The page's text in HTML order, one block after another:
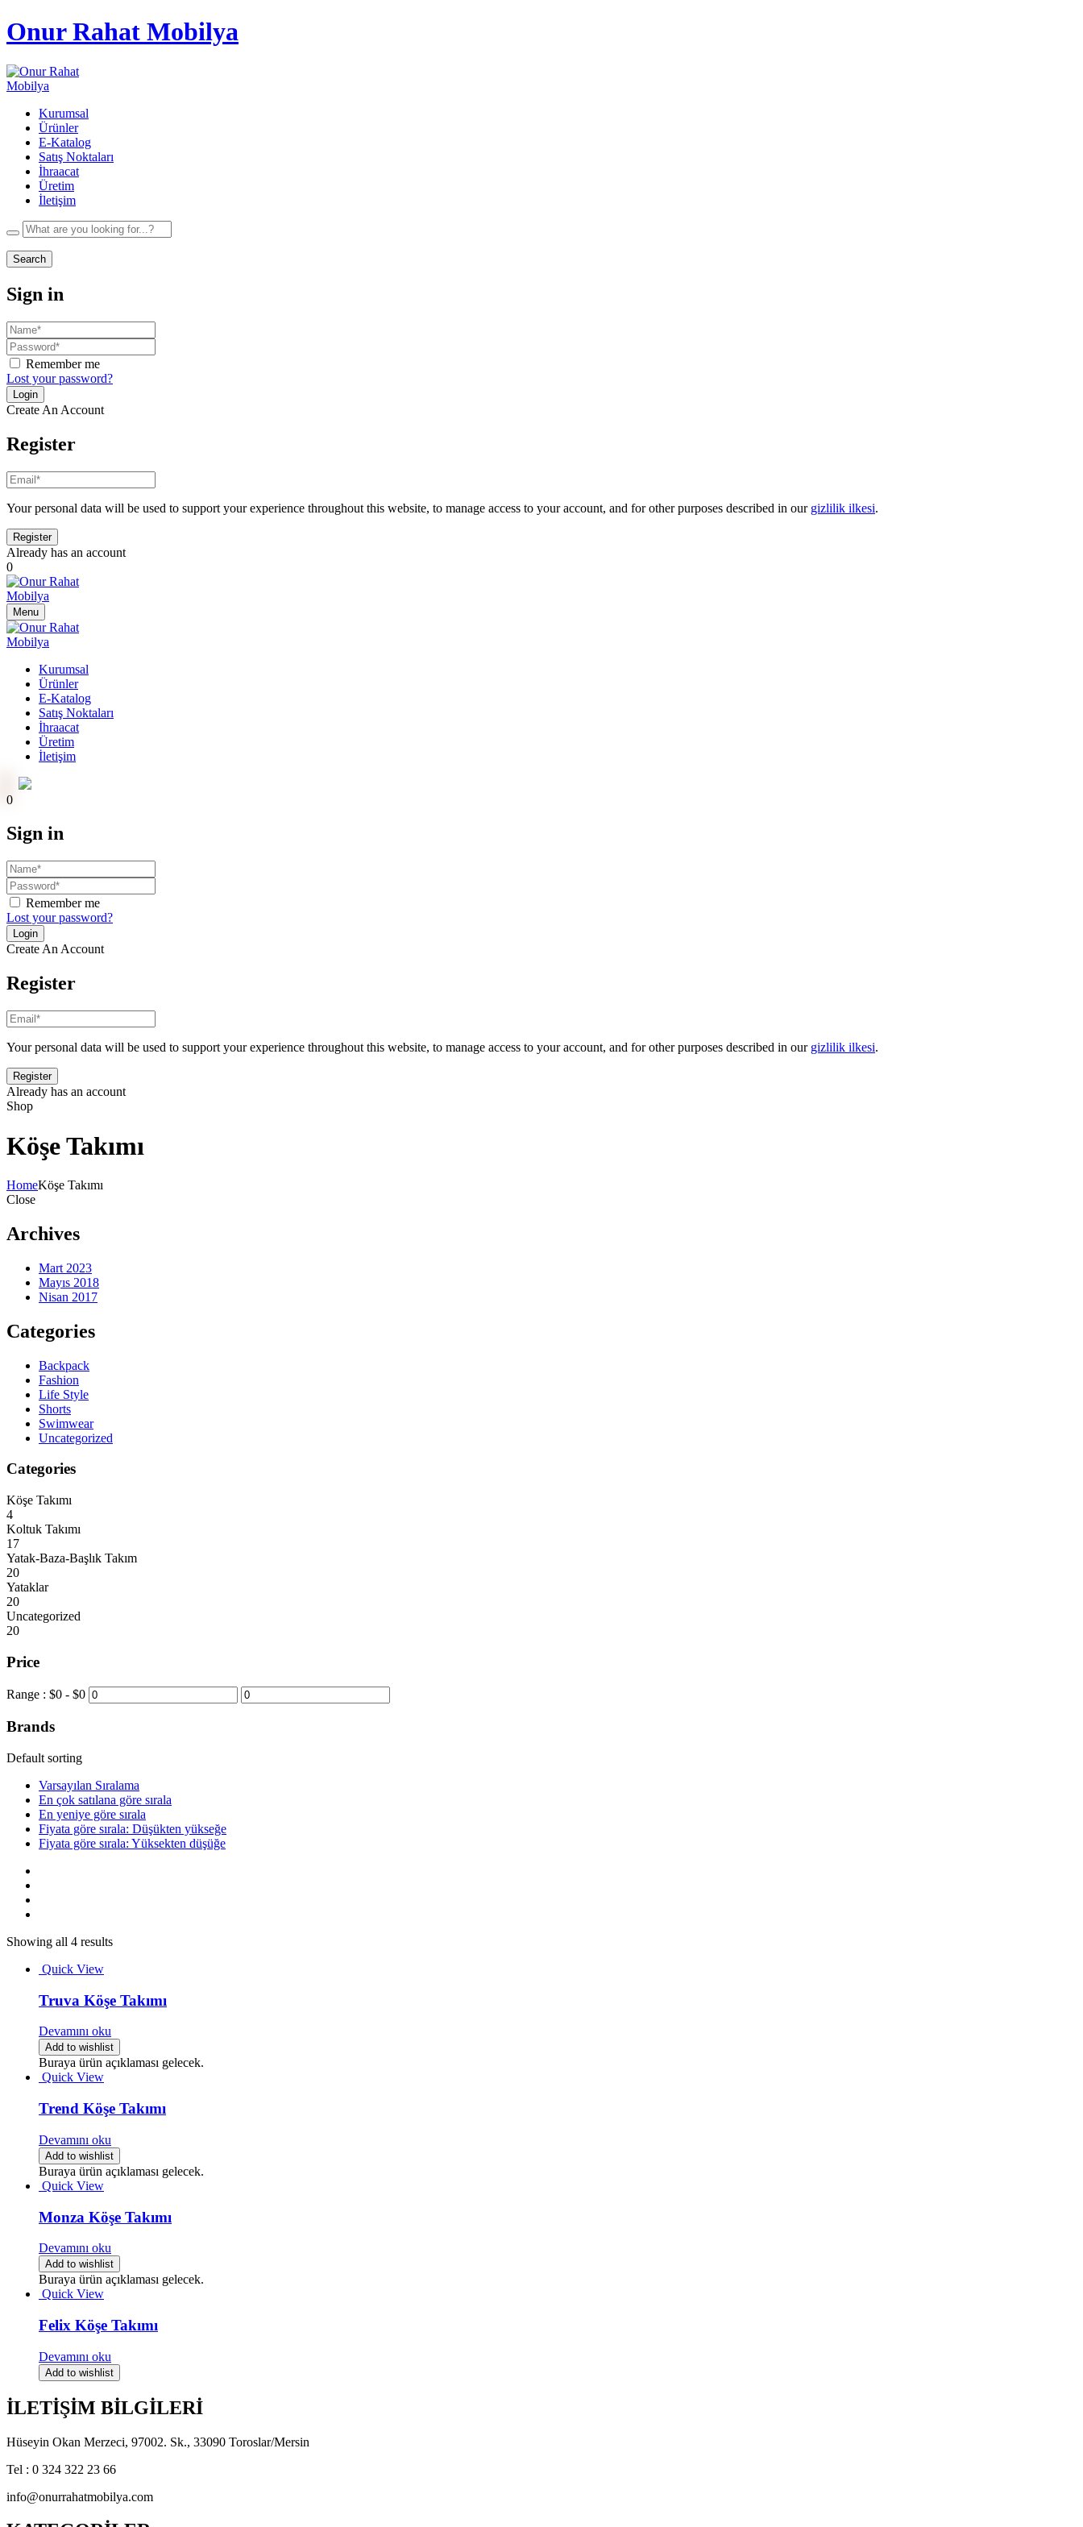
Onur Rahat Mobilya
Kurumsal
Ürünler
E-Katalog
Satış Noktaları
İhraacat
Üretim
İletişim
Search
Sign in
Remember me
Lost your password?
Create An Account
Register
Your personal data will be used to support your experience throughout this website, to manage access to your account, and for other purposes described in our gizlilik ilkesi.
Already has an account
0
Menu
Kurumsal
Ürünler
E-Katalog
Satış Noktaları
İhraacat
Üretim
İletişim
0
Sign in
Remember me
Lost your password?
Create An Account
Register
Your personal data will be used to support your experience throughout this website, to manage access to your account, and for other purposes described in our gizlilik ilkesi.
Already has an account
Shop
Köşe Takımı
HomeKöşe Takımı
Close
Archives
Mart 2023
Mayıs 2018
Nisan 2017
Categories
Backpack
Fashion
Life Style
Shorts
Swimwear
Uncategorized
Categories
Köşe Takımı
4
Koltuk Takımı
17
Yatak-Baza-Başlık Takım
20
Yataklar
20
Uncategorized
20
Price
Range : $0 - $0
Brands
Default sorting
Varsayılan Sıralama
En çok satılana göre sırala
En yeniye göre sırala
Fiyata göre sırala: Düşükten yükseğe
Fiyata göre sırala: Yüksekten düşüğe
Showing all 4 results
Quick View
Truva Köşe Takımı
Devamını oku
Add to wishlist
Buraya ürün açıklaması gelecek.
Quick View
Trend Köşe Takımı
Devamını oku
Add to wishlist
Buraya ürün açıklaması gelecek.
Quick View
Monza Köşe Takımı
Devamını oku
Add to wishlist
Buraya ürün açıklaması gelecek.
Quick View
Felix Köşe Takımı
Devamını oku
Add to wishlist
İLETİŞİM BİLGİLERİ
Hüseyin Okan Merzeci, 97002. Sk., 33090 Toroslar/Mersin
Tel : 0 324 322 23 66
info@onurrahatmobilya.com